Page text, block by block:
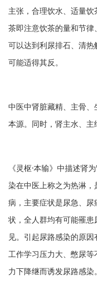
主张，合理饮水、适量
茶即注意饮茶的量和节
可以达到利尿排石、清
可能适得其反。
中医中肾脏藏精、主骨
本源。同时，肾主水、主
《灵枢·本输》中描述肾
染在中医上称之为热淋
病，主要症状是尿急、
状，全人群均有可能罹
见。引起尿路感染的原因
工作学习压力大、憋尿
力下降继而诱发尿路感染。